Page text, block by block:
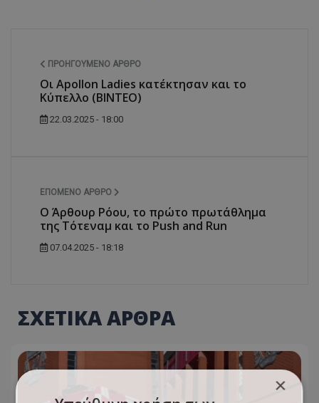
ΠΡΟΗΓΟΎΜΕΝΟ ΆΡΘΡΟ
Οι Apollon Ladies κατέκτησαν και το
Κύπελλο (ΒΙΝΤΕΟ)
22.03.2025 - 18:00
ΕΠΌΜΕΝΟ ΆΡΘΡΟ
Ο Άρθουρ Ρόου, το πρώτο πρωτάθλημα
της Τότεναμ και το Push and Run
07.04.2025 - 18:18
ΣΧΕΤΙΚΑ ΑΡΘΡΑ
×